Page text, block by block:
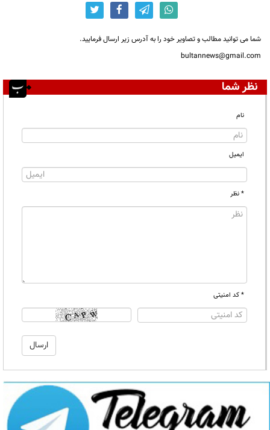
شما می توانید مطالب و تصاویر خود را به آدرس زیر ارسال فرمایید.
bultannews@gmail.com
نظر شما
نام
ایمیل
* نظر
* کد امنیتی